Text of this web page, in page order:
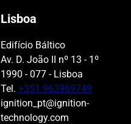
Lisboa
Edifício Báltico
Av. D. João II nº 13 - 1º
1990 - 077 - Lisboa
Tel. +351 963969749
ignition_pt@ignition-
technology.com